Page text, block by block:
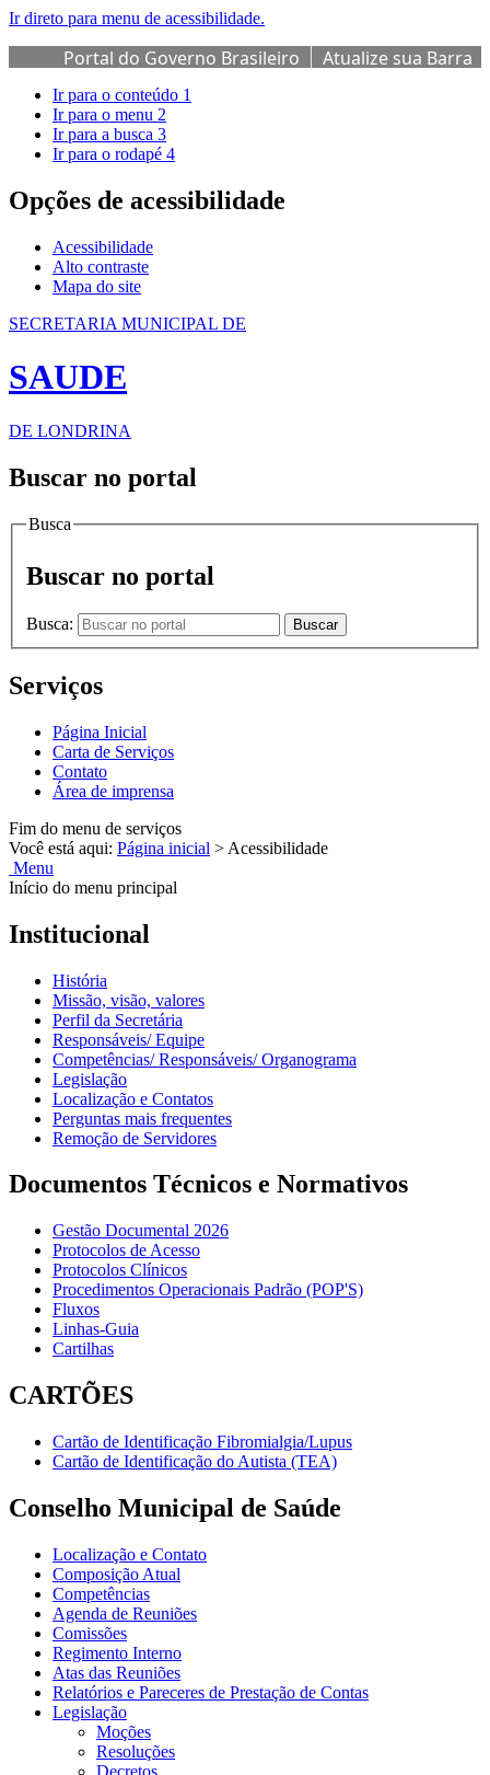
Ir direto para menu de acessibilidade.
Portal do Governo Brasileiro
Atualize sua Barra
de Governo
Ir para o conteúdo 1
Ir para o menu 2
Ir para a busca 3
Ir para o rodapé 4
Opções de acessibilidade
Acessibilidade
Alto contraste
Mapa do site
SECRETARIA MUNICIPAL DE
SAUDE
DE LONDRINA
Buscar no portal
Busca
Buscar no portal
Busca: Buscar
Serviços
Página Inicial
Carta de Serviços
Contato
Área de imprensa
Fim do menu de serviços
Você está aqui: Página inicial > Acessibilidade
Menu
Início do menu principal
Institucional
História
Missão, visão, valores
Perfil da Secretária
Responsáveis/ Equipe
Competências/ Responsáveis/ Organograma
Legislação
Localização e Contatos
Perguntas mais frequentes
Remoção de Servidores
Documentos Técnicos e Normativos
Gestão Documental 2026
Protocolos de Acesso
Protocolos Clínicos
Procedimentos Operacionais Padrão (POP'S)
Fluxos
Linhas-Guia
Cartilhas
CARTÕES
Cartão de Identificação Fibromialgia/Lupus
Cartão de Identificação do Autista (TEA)
Conselho Municipal de Saúde
Localização e Contato
Composição Atual
Competências
Agenda de Reuniões
Comissões
Regimento Interno
Atas das Reuniões
Relatórios e Pareceres de Prestação de Contas
Legislação
Moções
Resoluções
Decretos